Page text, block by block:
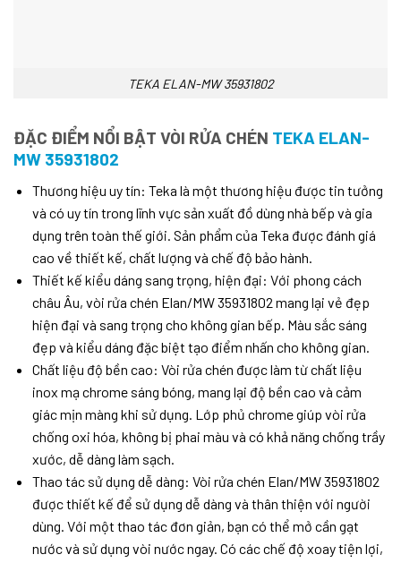
TEKA ELAN-MW 35931802
ĐẶC ĐIỂM NỔI BẬT VÒI RỬA CHÉN TEKA ELAN-
MW 35931802
Thương hiệu uy tín: Teka là một thương hiệu được tin tưởng
và có uy tín trong lĩnh vực sản xuất đồ dùng nhà bếp và gia
dụng trên toàn thế giới. Sản phẩm của Teka được đánh giá
cao về thiết kế, chất lượng và chế độ bảo hành.
Thiết kế kiểu dáng sang trọng, hiện đại: Với phong cách
châu Âu, vòi rửa chén Elan/MW 35931802 mang lại vẻ đẹp
hiện đại và sang trọng cho không gian bếp. Màu sắc sáng
đẹp và kiểu dáng đặc biệt tạo điểm nhấn cho không gian.
Chất liệu độ bền cao: Vòi rửa chén được làm từ chất liệu
inox mạ chrome sáng bóng, mang lại độ bền cao và cảm
giác mịn màng khi sử dụng. Lớp phủ chrome giúp vòi rửa
chống oxi hóa, không bị phai màu và có khả năng chống trầy
xước, dễ dàng làm sạch.
Thao tác sử dụng dễ dàng: Vòi rửa chén Elan/MW 35931802
được thiết kế để sử dụng dễ dàng và thân thiện với người
dùng. Với một thao tác đơn giản, bạn có thể mở cần gạt
nước và sử dụng vòi nước ngay. Có các chế độ xoay tiện lợi,